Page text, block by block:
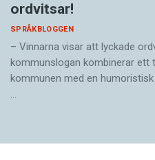
ordvitsar!
SPRÅKBLOGGEN
– Vinnarna visar att lyckade
kommunslogan kombinerar ett
kommunen med en
…